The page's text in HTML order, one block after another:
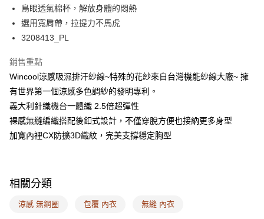
AFTEE先享後付
相關說明
【關於「AFTEE先享後付」】
AFTEE先享後付是「在收到商品之後才付款」的支付方式。 讓您購物簡單
１．簡單：不需註冊會員、不需綁卡、不需儲值。
２．便利：只要手機號碼，簡訊認證，即可結帳。
３．安心：先確認商品／服務後，再付款。
【「AFTEE先享後付」結帳流程】
１．於結帳方式選擇「AFTEE先享後付」後，將跳轉至「AFTEE先享後付」
２．訂單成立數日內，您將收到繳費通知簡訊。
購買商品的店家。未經商家同意取消之訂單仍視為有效，需透過AFTEE先享
※ 交易是否成功請以「AFTEE先享後付 」之結帳頁面顯示為準，若有關於
ATM付款
運送方式
全家取付
每筆NT$100，滿NT$1,500(含以上)免運費
付款後全家取貨
每筆NT$100，滿NT$1,500(含以上)免運費
付款後7-11取貨
鳥眼透氣棉杯，解放身體的悶熱
選用寬肩帶，拉提力不馬虎
3208413_PL
銷售重點
Wincool涼感吸濕排汗紗線~特殊的花紗來自台灣機能紗線大廠~ 擁
有世界第一個涼感多色調紗的發明專利。
義大利針織機台一體織 2.5倍超彈性
裸感無縫編織搭配後釦式設計，不僅穿脫方便也接納更多身型
加寬內裡CX防擴3D織紋，完美支撐穩定胸型
相關分類
涼感 無鋼圈 包覆 內衣 無縫 內衣